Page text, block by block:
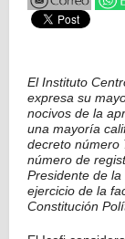
El Instituto
expresa su
nocivos de la
una mayoría
decreto número
número de
Presidente de
ejercicio de la
Constitución